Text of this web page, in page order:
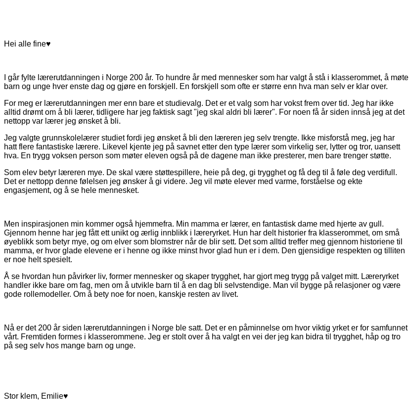
Hei alle fine♥
I går fylte lærerutdanningen i Norge 200 år. To hundre år med mennesker som har valgt å stå i klasserommet, å møte
barn og unge hver enste dag og gjøre en forskjell. En forskjell som ofte er større enn hva man selv er klar over.
For meg er lærerutdanningen mer enn bare et studievalg. Det er et valg som har vokst frem over tid. Jeg har ikke
alltid drømt om å bli lærer, tidligere har jeg faktisk sagt "jeg skal aldri bli lærer". For noen få år siden innså jeg at det
nettopp var lærer jeg ønsket å bli.
Jeg valgte grunnskolelærer studiet fordi jeg ønsket å bli den læreren jeg selv trengte. Ikke misforstå meg, jeg har
hatt flere fantastiske lærere. Likevel kjente jeg på savnet etter den type lærer som virkelig ser, lytter og tror, uansett
hva. En trygg voksen person som møter eleven også på de dagene man ikke presterer, men bare trenger støtte.
Som elev betyr læreren mye. De skal være støttespillere, heie på deg, gi trygghet og få deg til å føle deg verdifull.
Det er nettopp denne følelsen jeg ønsker å gi videre. Jeg vil møte elever med varme, forståelse og ekte
engasjement, og å se hele mennesket.
Men inspirasjonen min kommer også hjemmefra. Min mamma er lærer, en fantastisk dame med hjerte av gull.
Gjennom henne har jeg fått ett unikt og ærlig innblikk i læreryrket. Hun har delt historier fra klasserommet, om små
øyeblikk som betyr mye, og om elver som blomstrer når de blir sett. Det som alltid treffer meg gjennom historiene til
mamma, er hvor glade elevene er i henne og ikke minst hvor glad hun er i dem. Den gjensidige respekten og tilliten
er noe helt spesielt.
Å se hvordan hun påvirker liv, former mennesker og skaper trygghet, har gjort meg trygg på valget mitt. Læreryrket
handler ikke bare om fag, men om å utvikle barn til å en dag bli selvstendige. Man vil bygge på relasjoner og være
gode rollemodeller. Om å bety noe for noen, kanskje resten av livet.
Nå er det 200 år siden lærerutdanningen i Norge ble satt. Det er en påminnelse om hvor viktig yrket er for samfunnet
vårt. Fremtiden formes i klasserommene. Jeg er stolt over å ha valgt en vei der jeg kan bidra til trygghet, håp og tro
på seg selv hos mange barn og unge.
Stor klem, Emilie♥